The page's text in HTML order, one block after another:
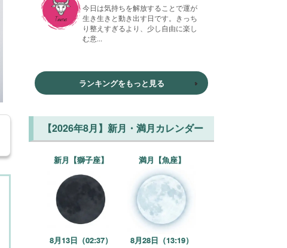
今日は気持ちを解放することで運が
生き生きと動き出す日です。きっち
り整えすぎるより、少し自由に楽し
む意...
ランキングをもっと見る
【2026年8月】新月・満月カレンダー
新月【獅子座】
8月13日（02:37）
満月【魚座】
8月28日（13:19）